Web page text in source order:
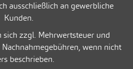
ausschließlich an gewerbliche
Kunden.
sich zzgl. Mehrwertsteuer und
wenn nicht
beschrieben.